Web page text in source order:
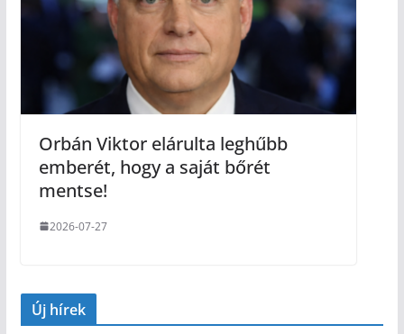
Orbán Viktor elárulta leghűbb
emberét, hogy a saját bőrét
mentse!
2026-07-27
Új hírek